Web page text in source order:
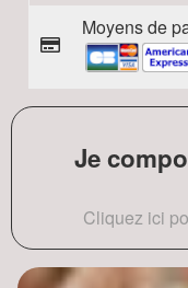
Moyens de
Je
Cliquez ici